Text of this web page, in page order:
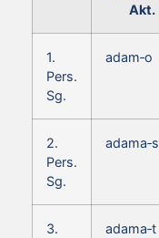
Akt.
1.
Pers.
Sg.
adam‑o
2.
Pers.
Sg.
adama‑s
3.
adama‑t